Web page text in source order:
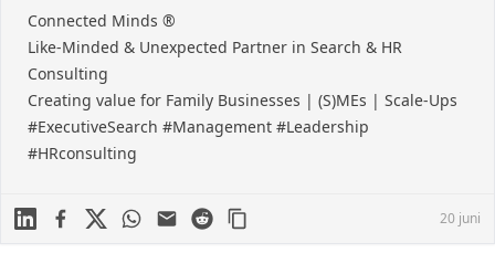
Connected Minds ®
Like-Minded & Unexpected Partner in Search & HR
Consulting
Creating value for Family Businesses | (S)MEs | Scale-Ups
#ExecutiveSearch #Management #Leadership
#HRconsulting
LinkedinFacebook
X WhatsApp
Mail Reddit 20 juni